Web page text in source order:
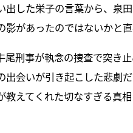
出した栄子の言葉から、泉
影があったのではないかと直
尾刑事が執念の捜査で突き
出会いが引き起こした悲劇
教えてくれた切なすぎる真